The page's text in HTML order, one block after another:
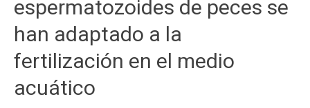
espermatozoides de peces se
han adaptado a la
fertilización en el medio
acuático